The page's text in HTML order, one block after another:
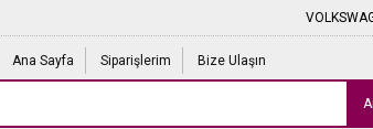
Ana Sayfa Siparişlerim Bize Ulaşın